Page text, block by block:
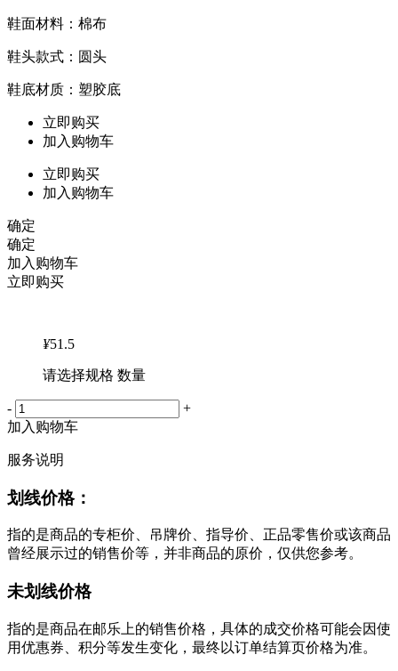
鞋面材料：棉布
鞋头款式：圆头
鞋底材质：塑胶底
立即购买
加入购物车
立即购买
加入购物车
确定
确定
加入购物车
立即购买
¥51.5
请选择规格 数量
-
+
加入购物车
服务说明
划线价格：
指的是商品的专柜价、吊牌价、指导价、正品零售价或该商品
曾经展示过的销售价等，并非商品的原价，仅供您参考。
未划线价格
指的是商品在邮乐上的销售价格，具体的成交价格可能会因使
用优惠券、积分等发生变化，最终以订单结算页价格为准。